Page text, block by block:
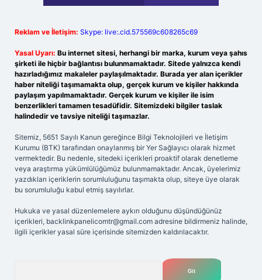
Reklam ve İletişim: Skype: live:.cid.575569c608265c69
Yasal Uyarı: Bu internet sitesi, herhangi bir marka, kurum veya şahıs
şirketi ile hiçbir bağlantısı bulunmamaktadır. Sitede yalnızca kendi
hazırladığımız makaleler paylaşılmaktadır. Burada yer alan içerikler
haber niteliği taşımamakta olup, gerçek kurum ve kişiler hakkında
paylaşım yapılmamaktadır. Gerçek kurum ve kişiler ile isim
benzerlikleri tamamen tesadüfidir. Sitemizdeki bilgiler taslak
halindedir ve tavsiye niteliği taşımazlar.
Sitemiz, 5651 Sayılı Kanun gereğince Bilgi Teknolojileri ve İletişim
Kurumu (BTK) tarafından onaylanmış bir Yer Sağlayıcı olarak hizmet
vermektedir. Bu nedenle, sitedeki içerikleri proaktif olarak denetleme
veya araştırma yükümlülüğümüz bulunmamaktadır. Ancak, üyelerimiz
yazdıkları içeriklerin sorumluluğunu taşımakta olup, siteye üye olarak
bu sorumluluğu kabul etmiş sayılırlar.
Hukuka ve yasal düzenlemelere aykırı olduğunu düşündüğünüz
içerikleri, backlinkpanelicomtr@gmail.com adresine bildirmeniz halinde,
ilgili içerikler yasal süre içerisinde sitemizden kaldırılacaktır.